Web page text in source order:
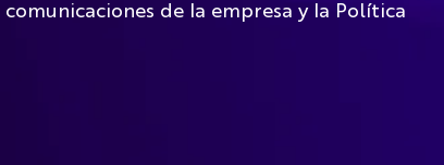
de la empresa y la Política